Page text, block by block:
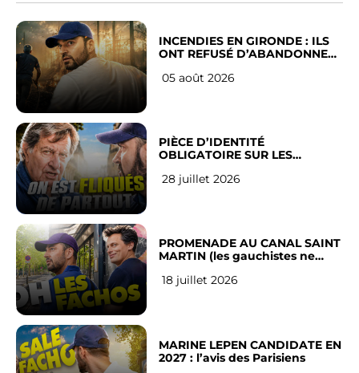
INCENDIES EN GIRONDE : ILS
ONT REFUSÉ D’ABANDONNER
05 août 2026
PIÈCE D’IDENTITÉ
OBLIGATOIRE SUR LES
Français
28 juillet 2026
PROMENADE AU CANAL SAINT
MARTIN (les gauchistes ne
18 juillet 2026
MARINE LEPEN CANDIDATE EN
2027 : l’avis des Parisiens